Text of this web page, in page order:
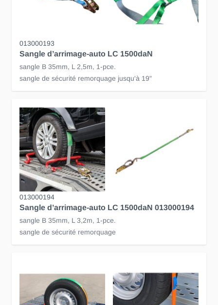
013000193
Sangle d’arrimage-auto LC 1500daN
sangle B 35mm, L 2,5m, 1-pce.
sangle de sécurité remorquage jusqu'à 19"
013000194
Sangle d’arrimage-auto LC 1500daN 013000194
sangle B 35mm, L 3,2m, 1-pce.
sangle de sécurité remorquage